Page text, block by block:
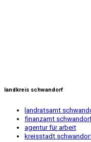
landkreis schwandorf
landratsamt
finanzamt
agentur für arbeit
kreisstadt